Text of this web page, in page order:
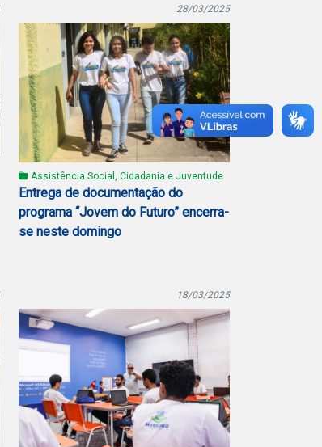
28/03/2025
Assistência Social, Cidadania e Juventude
Entrega de documentação do
programa “Jovem do Futuro” encerra-
se neste domingo
18/03/2025